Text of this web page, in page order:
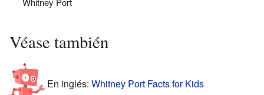
Véase también
En inglés: Whitney Port Facts for Kids